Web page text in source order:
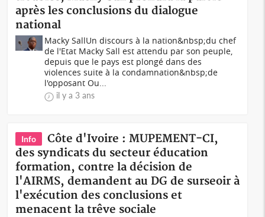
après les conclusions du dialogue
national
Macky SallUn discours à la nation&nbsp;du chef
de l'Etat Macky Sall est attendu par son peuple,
depuis que le pays est plongé dans des
violences suite à la condamnation&nbsp;de
l'opposant Ou...
il y a 3 ans
Info
Côte d'Ivoire : MUPEMENT-CI,
des syndicats du secteur éducation
formation, contre la décision de
l'AIRMS, demandent au DG de surseoir à
l'exécution des conclusions et
menacent la trêve sociale